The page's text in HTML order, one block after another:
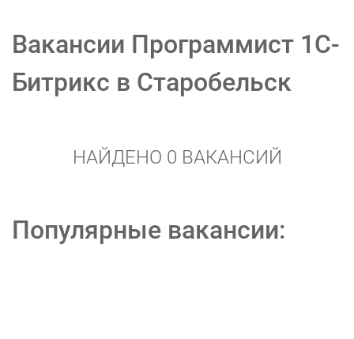
Вакансии Программист 1С-
Битрикс в Старобельск
НАЙДЕНО 0 ВАКАНСИЙ
Популярные вакансии: